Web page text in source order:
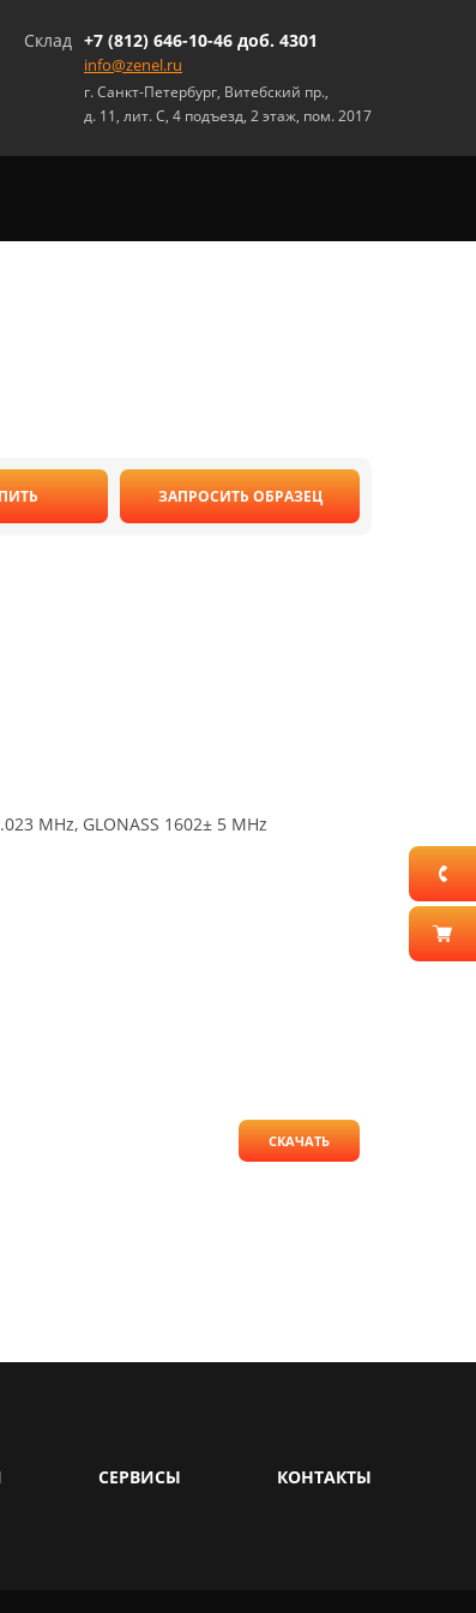
Склад +7 (812) 646-10-46 доб. 4301
info@zenel.ru
г. Санкт-Петербург, Витебский пр.,
д. 11, лит. С, 4 подъезд, 2 этаж, пом. 2017
ЗАПРОСИТЬ ОБРАЗЕЦ
MHz, GLONASS 1602± 5 MHz
СКАЧАТЬ
СЕРВИСЫ КОНТАКТЫ